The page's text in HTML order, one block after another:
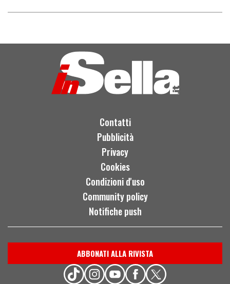
Contatti
Pubblicità
Privacy
Cookies
Condizioni d'uso
Community policy
Notifiche push
ABBONATI ALLA RIVISTA